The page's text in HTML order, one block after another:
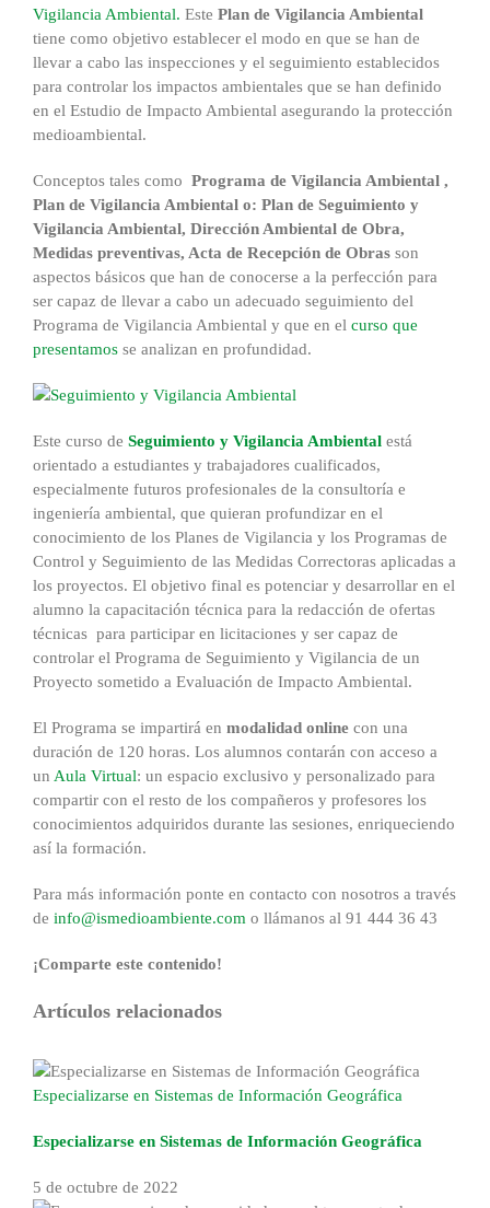
Vigilancia Ambiental. Este Plan de Vigilancia Ambiental
tiene como objetivo establecer el modo en que se han de
llevar a cabo las inspecciones y el seguimiento establecidos
para controlar los impactos ambientales que se han definido
en el Estudio de Impacto Ambiental asegurando la protección
medioambiental.
Conceptos tales como Programa de Vigilancia Ambiental ,
Plan de Vigilancia Ambiental o: Plan de Seguimiento y
Vigilancia Ambiental, Dirección Ambiental de Obra,
Medidas preventivas, Acta de Recepción de Obras son
aspectos básicos que han de conocerse a la perfección para
ser capaz de llevar a cabo un adecuado seguimiento del
Programa de Vigilancia Ambiental y que en el curso que
presentamos se analizan en profundidad.
Este curso de Seguimiento y Vigilancia Ambiental está
orientado a estudiantes y trabajadores cualificados,
especialmente futuros profesionales de la consultoría e
ingeniería ambiental, que quieran profundizar en el
conocimiento de los Planes de Vigilancia y los Programas de
Control y Seguimiento de las Medidas Correctoras aplicadas a
los proyectos. El objetivo final es potenciar y desarrollar en el
alumno la capacitación técnica para la redacción de ofertas
técnicas para participar en licitaciones y ser capaz de
controlar el Programa de Seguimiento y Vigilancia de un
Proyecto sometido a Evaluación de Impacto Ambiental.
El Programa se impartirá en modalidad online con una
duración de 120 horas. Los alumnos contarán con acceso a
un Aula Virtual: un espacio exclusivo y personalizado para
compartir con el resto de los compañeros y profesores los
conocimientos adquiridos durante las sesiones, enriqueciendo
así la formación.
Para más información ponte en contacto con nosotros a través
de info@ismedioambiente.com o llámanos al 91 444 36 43
¡Comparte este contenido!
Facebook
X
Reddit
LinkedIn
WhatsApp
Tumblr
Pinterest
Correo
electrónico
Artículos relacionados
Especializarse en Sistemas de Información Geográfica
Especializarse en Sistemas de Información Geográfica
5 de octubre de 2022